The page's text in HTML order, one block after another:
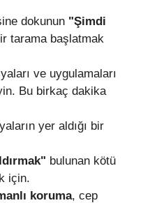
dokunun "Şimdi
tarama başlatmak
ve uygulamaları
Bu birkaç dakika
yer aldığı bir
bulunan kötü
için.
koruma, cep